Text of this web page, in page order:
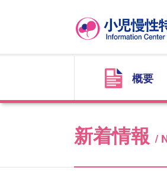
概要
新着情報/